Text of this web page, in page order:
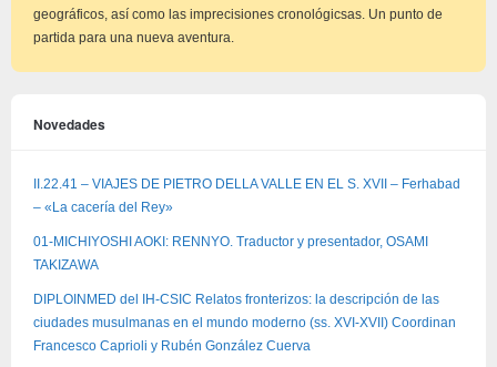
geográficos, así como las imprecisiones cronológicsas. Un punto de
partida para una nueva aventura.
Novedades
II.22.41 – VIAJES DE PIETRO DELLA VALLE EN EL S. XVII – Ferhabad
– «La cacería del Rey»
01-MICHIYOSHI AOKI: RENNYO. Traductor y presentador, OSAMI
TAKIZAWA
DIPLOINMED del IH-CSIC Relatos fronterizos: la descripción de las
ciudades musulmanas en el mundo moderno (ss. XVI-XVII) Coordinan
Francesco Caprioli y Rubén González Cuerva